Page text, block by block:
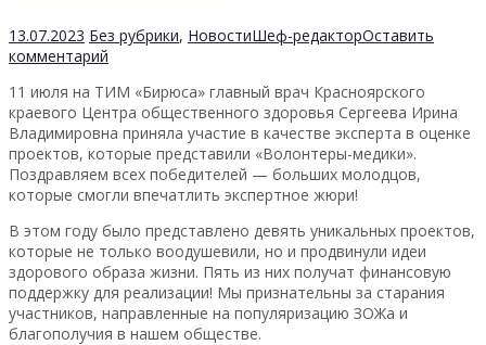
13.07.2023 Без рубрики, НовостиШеф-редакторОставить
комментарий
11 июля на ТИМ «Бирюса» главный врач Красноярского
краевого Центра общественного здоровья Сергеева Ирина
Владимировна приняла участие в качестве эксперта в оценке
проектов, которые представили «Волонтеры-медики».
Поздравляем всех победителей — больших молодцов,
которые смогли впечатлить экспертное жюри!
В этом году было представлено девять уникальных проектов,
которые не только воодушевили, но и продвинули идеи
здорового образа жизни. Пять из них получат финансовую
поддержку для реализации! Мы признательны за старания
участников, направленные на популяризацию ЗОЖа и
благополучия в нашем обществе.